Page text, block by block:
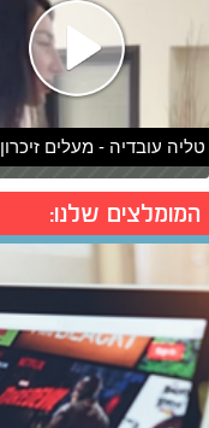
טליה עובדיה - מעלים זיכרון
המומלצים שלנו: